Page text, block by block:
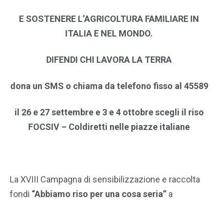
E SOSTENERE L’AGRICOLTURA FAMILIARE IN
ITALIA E NEL MONDO.
DIFENDI CHI LAVORA LA TERRA
dona un SMS o chiama da telefono fisso al 45589
il 26 e 27 settembre e 3 e 4 ottobre scegli il riso
FOCSIV – Coldiretti nelle piazze italiane
La XVIII Campagna di sensibilizzazione e raccolta
fondi “Abbiamo riso per una cosa seria” a